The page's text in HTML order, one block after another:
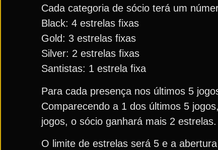
Cada categoria de sócio terá um
Black: 4 estrelas fixas
Gold: 3 estrelas fixas
Silver: 2 estrelas fixas
Santistas: 1 estrela fixa
Para cada presença nos últimos 5
Comparecendo a 1 dos últimos 5
jogos, o sócio ganhará mais 2
O limite de estrelas será 5 e a